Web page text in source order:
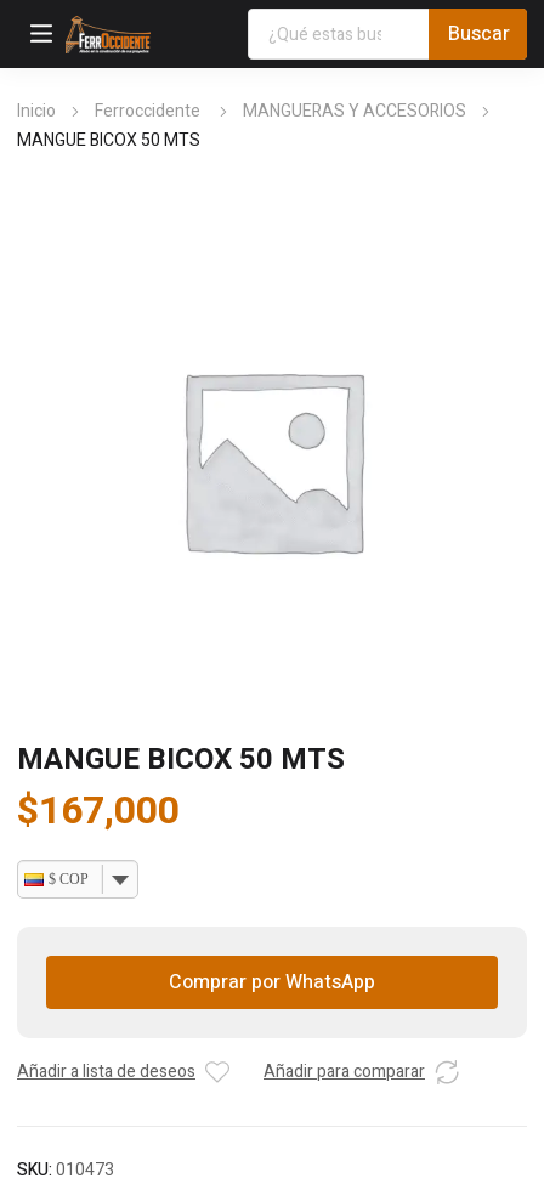
Inicio Ferroccidente
MANGUERAS Y ACCESORIOS
MANGUE BICOX 50 MTS
MANGUE BICOX 50 MTS
$167,000
$ COP
Comprar por WhatsApp
Añadir a lista de deseos Añadir para comparar
SKU:010473